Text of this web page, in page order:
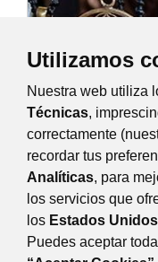
Utilizamos
Nuestra web utiliza
Técnicas,
correctamente
recordar tus
Analíticas, para
los servicios que
los Estados Unidos
Puedes aceptar
Mercado de
sábado, 11 abril
Como todos los
Plaza Mayor, 3,